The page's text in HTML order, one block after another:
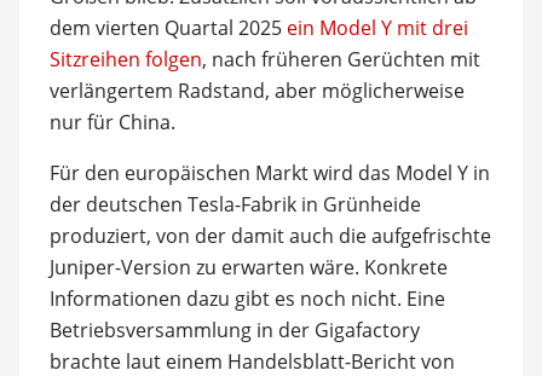
dem vierten Quartal 2025 ein Model Y mit drei
Sitzreihen folgen, nach früheren Gerüchten mit
verlängertem Radstand, aber möglicherweise
nur für China.
Für den europäischen Markt wird das Model Y in
der deutschen Tesla-Fabrik in Grünheide
produziert, von der damit auch die aufgefrischte
Juniper-Version zu erwarten wäre. Konkrete
Informationen dazu gibt es noch nicht. Eine
Betriebsversammlung in der Gigafactory
brachte laut einem Handelsblatt-Bericht von